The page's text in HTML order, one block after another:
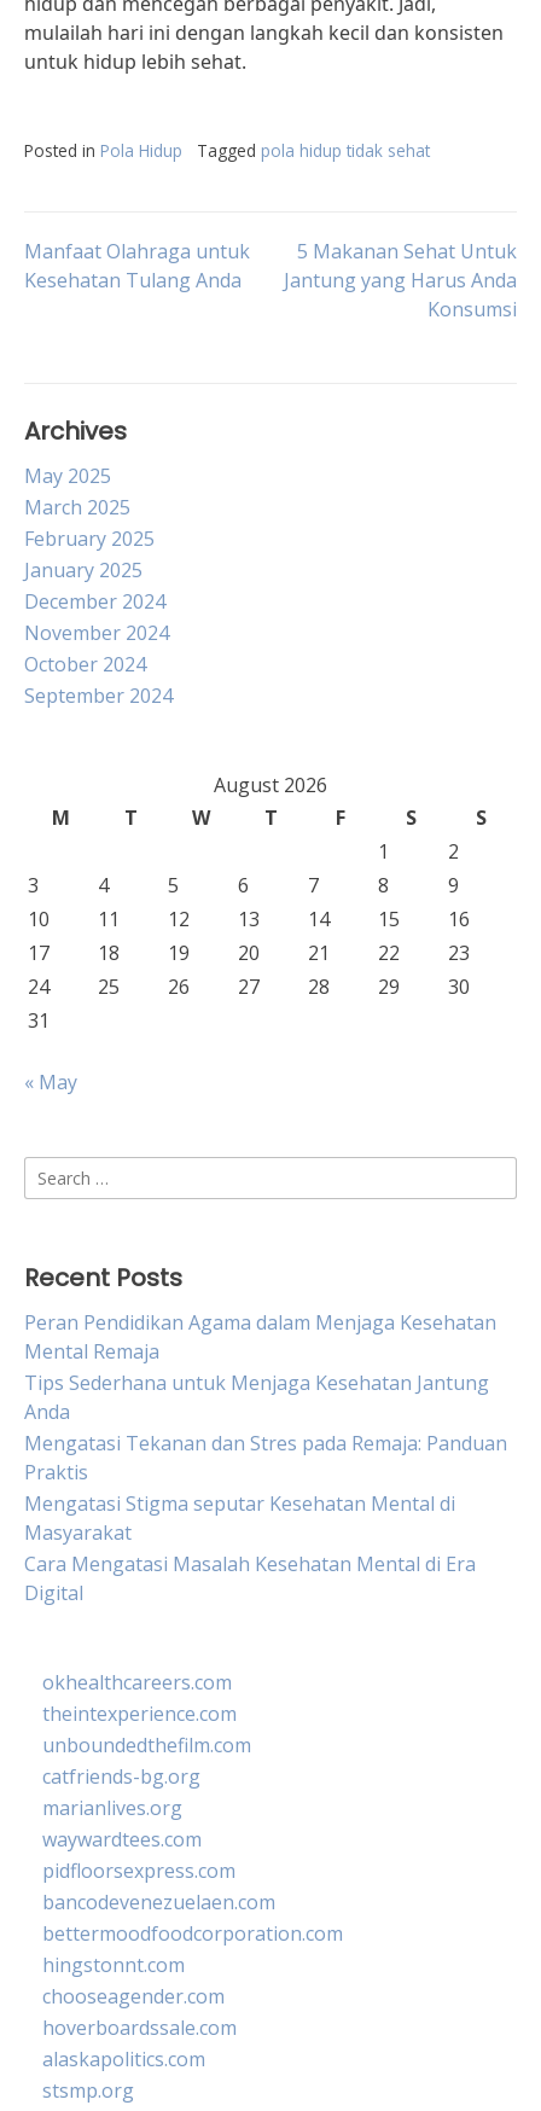
mulailah hari ini dengan langkah kecil dan konsisten
untuk hidup lebih sehat.
Posted in Pola Hidup Tagged pola hidup tidak sehat
Post
Manfaat Olahraga untuk
Kesehatan Tulang Anda
5 Makanan Sehat Untuk
Jantung yang Harus Anda
Konsumsi
Archives
May 2025
March 2025
February 2025
January 2025
December 2024
November 2024
October 2024
September 2024
August 2026
M
T W T F S
S
1
2
3
4 5 6 7 8
9
10
11 12 13 14 15
16
17
18 19 20 21 22
23
24
25 26 27 28 29
30
31
« May
Search
for:
Recent Posts
Peran Pendidikan Agama dalam Menjaga Kesehatan
Mental Remaja
Tips Sederhana untuk Menjaga Kesehatan Jantung
Anda
Mengatasi Tekanan dan Stres pada Remaja: Panduan
Praktis
Mengatasi Stigma seputar Kesehatan Mental di
Masyarakat
Cara Mengatasi Masalah Kesehatan Mental di Era
Digital
okhealthcareers.com
theintexperience.com
unboundedthefilm.com
catfriends-bg.org
marianlives.org
waywardtees.com
pidfloorsexpress.com
bancodevenezuelaen.com
bettermoodfoodcorporation.com
hingstonnt.com
chooseagender.com
hoverboardssale.com
alaskapolitics.com
stsmp.org